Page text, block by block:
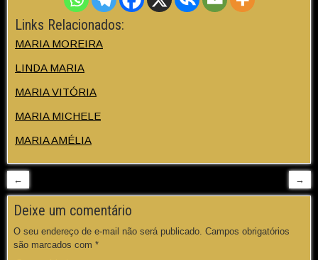
Links Relacionados:
MARIA MOREIRA
LINDA MARIA
MARIA VITÓRIA
MARIA MICHELE
MARIA AMÉLIA
← →
Deixe um comentário
O seu endereço de e-mail não será publicado. Campos obrigatórios
são marcados com *